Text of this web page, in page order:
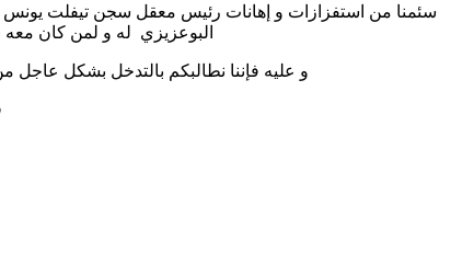
سئمنا من استفزازات و إهانات رئيس معقل سجن تيفلت يونس
البوعزيزي له و لمن كان معه في سجن سلا 2 سنة 2011 و للمعلومة فقد قمنا بتنبيهكم يوم
و عليه فإننا نطالبكم بالتدخل بشكل عاجل